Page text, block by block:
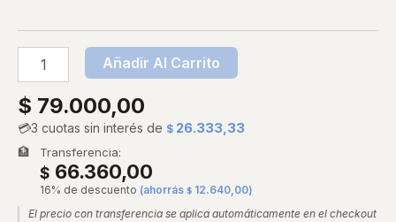
Añadir Al Carrito
$ 79.000,00
💳3 cuotas sin interés de $ 26.333,33
🏦 Transferencia:
$ 66.360,00
16% de descuento (ahorrás $ 12.640,00)
El precio con transferencia se aplica automáticamente en el checkout